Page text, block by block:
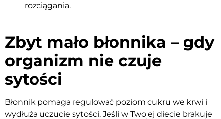
rozciągania.
Zbyt mało błonnika – gdy
organizm nie czuje
sytości
Błonnik pomaga regulować poziom cukru we krwi i
wydłuża uczucie sytości. Jeśli w Twojej diecie brakuje